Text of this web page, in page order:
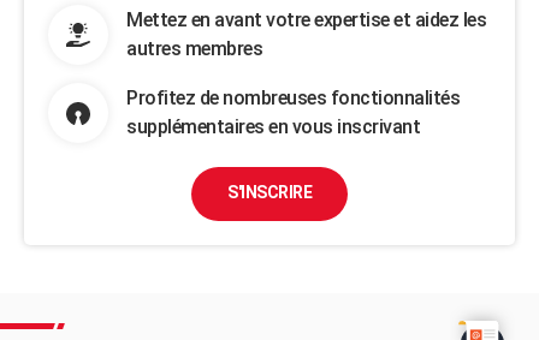
Mettez en avant votre expertise et aidez les
autres membres
Profitez de nombreuses fonctionnalités
supplémentaires en vous inscrivant
S'INSCRIRE